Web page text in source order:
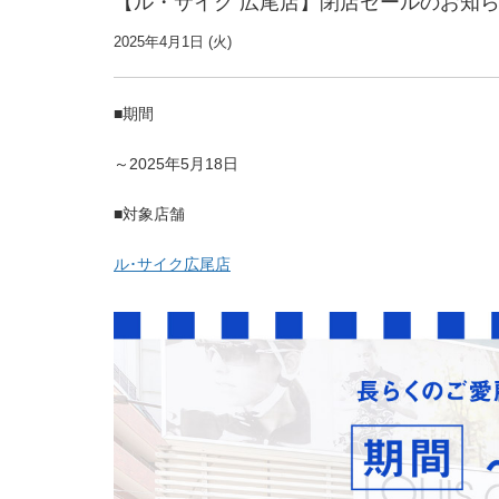
2025年4月1日 (火)
■期間
～2025年5月18日
■対象店舗
ル･サイク広尾店